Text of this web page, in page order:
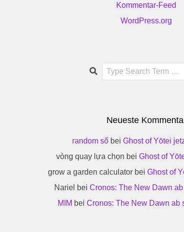
Kommentar-Feed
WordPress.org
Search
Neueste
random sốbei Ghost of Yōtei
vòng quay lựa chọn bei Ghost of
grow a garden calculatorbei Ghost of
Nariel bei Cronos: The New Dawn
MIM bei Cronos: The New Dawn ab